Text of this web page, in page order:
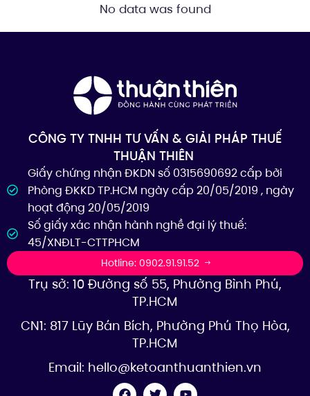
No data was found
CÔNG TY TNHH TƯ VẤN & GIẢI PHÁP THUẾ
THUẬN THIÊN
Giấy chứng nhận ĐKDN số 0315690692 cấp bởi
Phòng ĐKKD TP.HCM ngày cấp 20/05/2019 , ngày
hoạt động 20/05/2019
Số giấy xác nhận hành nghề đại lý thuế:
45/XNĐLT-CTTPHCM
Hotline: 0902.91.91.52
Trụ sở: 10 Đường số 55, Phường Bình Phú,
TP.HCM
CN1: 817 Lũy Bán Bích, Phường Phú Thọ Hòa,
TP.HCM
Email: hello@ketoanthuanthien.vn